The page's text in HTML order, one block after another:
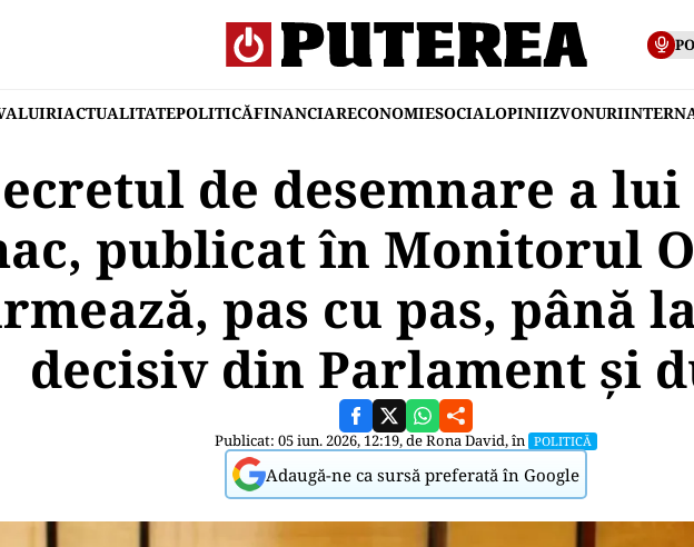
ACTUALITATEPOLITICĂFINANCIARECONOMIESOCIALOPINIIZVONURI
de desemnare a lui
publicat în Monitorul
pas cu pas, până
decisiv din Parlament și
Publicat: 05 iun. 2026, 12:19, deRona David, în POLITICĂ
Adaugă-ne ca sursă preferată în Google